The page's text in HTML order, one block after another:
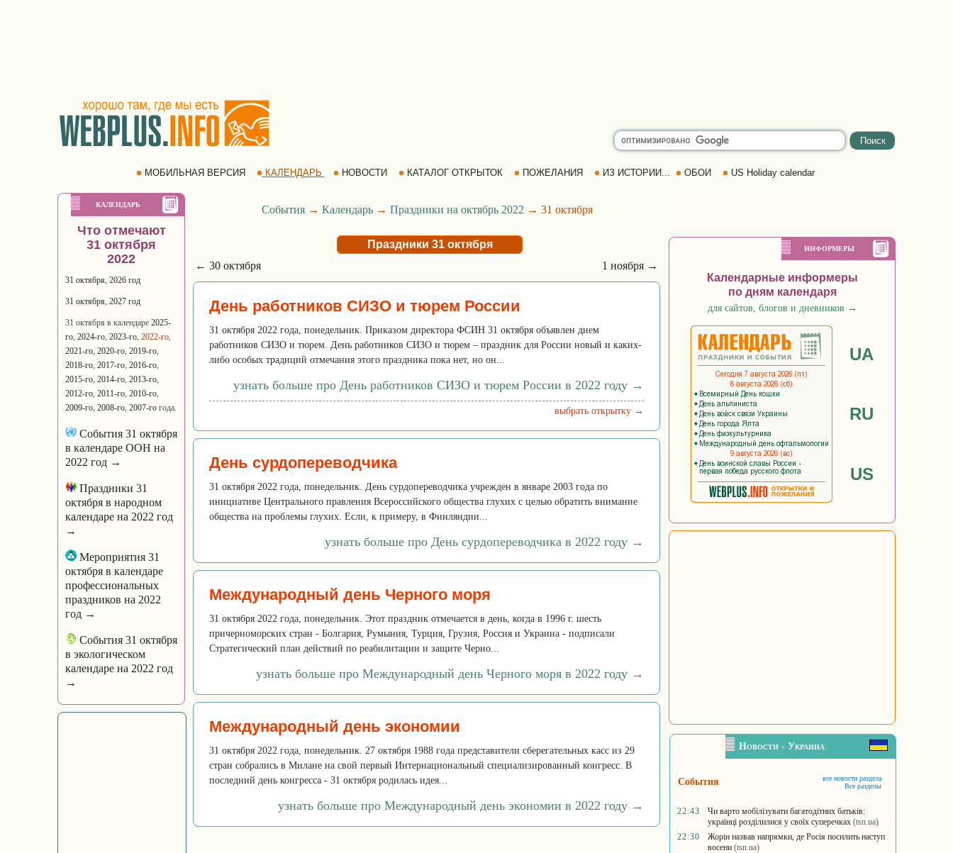
МОБИЛЬНАЯ ВЕРСИЯ КАЛЕНДАРЬ НОВОСТИ КАТАЛОГ ОТКРЫТОК ПОЖЕЛАНИЯ ИЗ ИСТОРИИ... ОБОИ US Holiday calendar
КАЛЕНДАРЬ
Что отмечают
31 октября
2022
31 октября, 2026 год
31 октября, 2027 год
31 октября в календаре 2025-
го, 2024-го, 2023-го, 2022-го,
2021-го, 2020-го, 2019-го,
2018-го, 2017-го, 2016-го,
2015-го, 2014-го, 2013-го,
2012-го, 2011-го, 2010-го,
2009-го, 2008-го, 2007-го года.
События 31 октября
в календаре ООН на
2022 год →
Праздники 31
октября в народном
календаре на 2022 год
→
Мероприятия 31
октября в календаре
профессиональных
праздников на 2022
год →
События 31 октября
в экологическом
календаре на 2022 год
→
События→ Календарь→ Праздники на октябрь 2022 → 31 октября
Праздники 31 октября
← 30 октября
1 ноября →
День работников СИЗО и тюрем России
31 октября 2022 года, понедельник. Приказом директора ФСИН 31 октября объявлен днем
работников СИЗО и тюрем. День работников СИЗО и тюрем – праздник для России новый и каких-
либо особых традиций отмечания этого праздника пока нет, но он...
узнать больше про День работников СИЗО и тюрем России в 2022 году →
выбрать открытку →
День сурдопереводчика
31 октября 2022 года, понедельник. День сурдопереводчика учрежден в январе 2003 года по
инициативе Центрального правления Всероссийского общества глухих с целью обратить внимание
общества на проблемы глухих. Если, к примеру, в Финляндии...
узнать больше про День сурдопереводчика в 2022 году →
Международный день Черного моря
31 октября 2022 года, понедельник. Этот праздник отмечается в день, когда в 1996 г. шесть
причерноморских стран - Болгария, Румыния, Турция, Грузия, Россия и Украина - подписали
Стратегический план действий по реабилитации и защите Черно...
узнать больше про Международный день Черного моря в 2022 году →
Международный день экономии
31 октября 2022 года, понедельник. 27 октября 1988 года представители сберегательных касс из 29
стран собрались в Милане на свой первый Интернациональный специализированный конгресс. В
последний день конгресса - 31 октября родилась идея...
узнать больше про Международный день экономии в 2022 году →
ИНФОРМЕРЫ
Календарные информеры
по дням календаря
для сайтов, блогов и дневников →
UA
RU
US
Новости - Украина
События
все новости раздела
Все разделы
22:43
Чи варто мобілізувати багатодітних батьків:
українці розділилися у своїх суперечках (tsn.ua)
22:30
Жорін назвав напрямки, де Росія посилить наступ
восени (tsn.ua)